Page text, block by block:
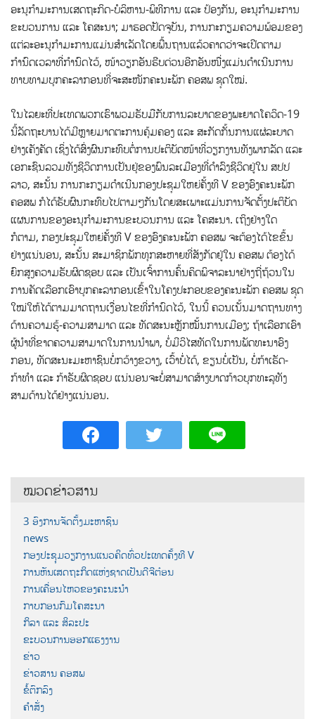
ອະນຸກຳມະການເສດຖະກິດ-ບໍລິຫານ-ພິທີການ ແລະ ປ້ອງກັນ, ອະນຸກຳມະການ
ຂະບວນການ ແລະ ໂຄສະນາ; ມາຮອດປັດຈຸບັນ, ການກະກຽມຄວາມພ້ອມຂອງ
ແຕ່ລະອະນຸກຳມະການແມ່ນສຳເລັດໂດຍພື້ນຖານແລ້ວຄາດວ່າຈະເປີດຕາມ
ກຳນົດເວລາທີ່ກຳນົດໄວ້, ໜ້າວຽກອັນຮີບດ່ວນອີກອັນໜື່ງແມ່ນດຳເນີນການ
ທາບທາມບຸກຄະລາກອນທີ່ຈະສະໜັກຄະນະພັກ ຄອສພ ຊຸດໃໝ່.
ໃນໄລຍະທີ່ປະເທດພວກເຮົາພວມຮັບມືກັບການລະບາດຂອງພະຍາດໂຄວິດ-19
ນີ້ລັດຖະບານໄດ້ມີຫຼາຍມາດຕະການຄຸ້ມຄອງ ແລະ ສະກັດກັ້ນການແຜ່ລະບາດ
ຢ່າງເຄັງຄັດ ເຊິ່ງໄດ້ສົ່ງຜົນກະທົບຕໍ່ການປະຕິບັດໜ້າທີ່ວຽກງານທັງພາກລັດ ແລະ
ເອກະຊົນລວມທັງຊີວິດການເປັນຢຸ່ຂອງພົນລະເມືອງທີ່ດຳລົງຊີວິດຢູ່ໃນ ສປປ
ລາວ, ສະນັ້ນ ການກະກຽມດຳເນີນກອງປະຊຸມໃຫຍ່ຄັ້ງທີ V ຂອງອົງຄະນະພັກ
ຄອສພ ກໍໄດ້ຮັບຜົນກະທົບໄປຕາມໆກັນໂດຍສະເພາະແມ່ນການຈັດຕັ້ງປະຕິບັດ
ແຜນການຂອງອະນຸກຳມະການຂະບວນການ ແລະ ໂຄສະນາ. ເຖິງຢ່າງໃດ
ກໍຕາມ, ກອງປະຊຸມໃຫຍ່ຄັ້ງທີ V ຂອງອົງຄະນະພັກ ຄອສພ ຈະຕ້ອງໄດ້ໄຂຂຶ້ນ
ຢ່າງແນ່ນອນ, ສະນັ້ນ ສະມາຊິກພັກທຸກສະຫາຍທີ່ສັງກັດຢູ່ໃນ ຄອສພ ຕ້ອງໄດ້
ຍົກສູງຄວາມຮັບຜິດຊອບ ແລະ ເປັນເຈົ້າການຄົ້ນຄິດພິຈາລະນາຢ່າງຖີ່ຖ້ວນໃນ
ການຄັດເລືອກເອົາບຸກຄະລາກອນເຂົ້າໃນໂຄງປະກອບຂອງຄະນະພັກ ຄອສພ ຊຸດ
ໃໝ່ໃຫ້ໄດ້ຕາມມາດຖານເງື່ອນໄຂທີ່ກຳນົດໄວ້, ໃນນີ້ ຄວນເນັ້ນມາດຖານທາງ
ດ້ານຄວາມຮູ້-ຄວາມສາມາດ ແລະ ທັດສະນະຫຼັກໝັ້ນການເມືອງ; ຖ້າເລືອກເອົາ
ຜູ້ນຳທີ່ຂາດຄວາມສາມາດໃນການນຳພາ, ບໍ່ມີວິໄສທັດໃນການພັດທະນາອົງ
ກອນ, ທັດສະນະມະຫາຊົນບໍ່ກວ້າງຂວາງ, ເວົ້າບໍ່ໄດ້, ຂຽນບໍ່ເປັນ, ບໍ່ກ້າເຮັດ-
ກ້າທຳ ແລະ ກ້າຮັບຜິດຊອບ ແນ່ນອນຈະບໍ່ສາມາດສ້າງບາດກ້າວບຸກທະລຸທັງ
ສາມດ້ານໄດ້ຢ່າງແນ່ນອນ.
ໝວດຂ່າວສານ
3 ອົງການຈັດຕັ້ງມະຫາຊົນ
news
ກອງປະຊຸມວຽກງານແນວຄິດທົ່ວປະເທດຄັ້ງທີ V
ການຫັນເສດຖະກິດແຫ່ງຊາດເປັນດີຈີຕ໋ອນ
ການເຄື່ອນໄຫວຂອງຄະນະນຳ
ກາບກອນກົມໂຄສະນາ
ກິລາ ແລະ ສິລະປະ
ຂະບວນການອອກແຮງງານ
ຂ່າວ
ຂ່າວສານ ຄອສພ
ຂໍ້ຕົກລົງ
ຄຳສັ່ງ